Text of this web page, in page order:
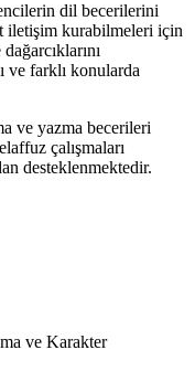
dil becerilerini
iletişim kurabilmeleri için
ve farklı konularda
ve yazma becerileri
çalışmaları
desteklenmektedir.
ve Karakter